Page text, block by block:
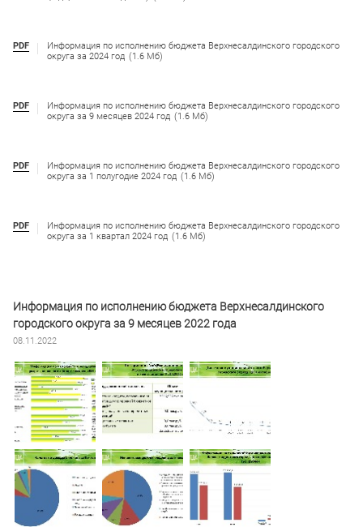
PDF
Информация по исполнению бюджета Верхнесалдинского городского
округа за 2024 год (1.6 Мб)
PDF
Информация по исполнению бюджета Верхнесалдинского городского
округа за 9 месяцев 2024 год (1.6 Мб)
PDF
Информация по исполнению бюджета Верхнесалдинского городского
округа за 1 полугодие 2024 год (1.6 Мб)
PDF
Информация по исполнению бюджета Верхнесалдинского городского
округа за 1 квартал 2024 год (1.6 Мб)
Информация по исполнению бюджета Верхнесалдинского
городского округа за 9 месяцев 2022 года
08.11.2022